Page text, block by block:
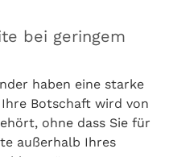
bei geringem
haben eine starke
Botschaft wird von
ohne dass Sie für
außerhalb Ihres